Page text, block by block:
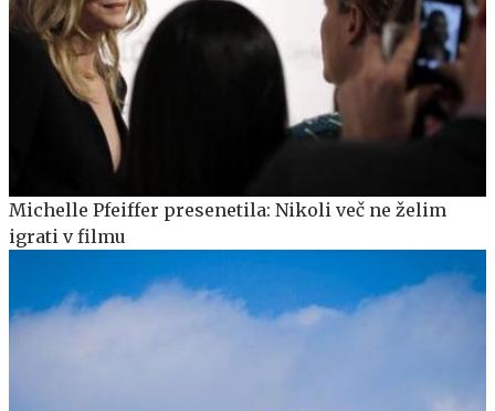
Michelle Pfeiffer presenetila: Nikoli več ne želim
igrati v filmu